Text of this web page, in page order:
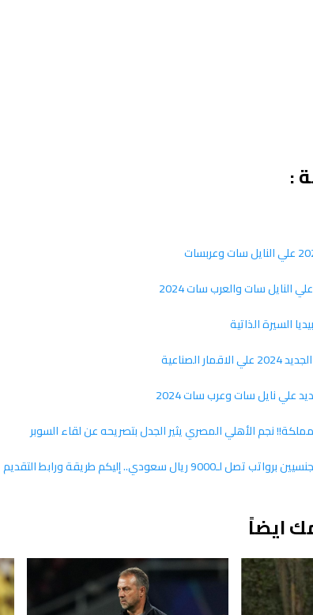
:
سات والعرب سات 2024
السيرة الذاتية
علي نايل سات وعرب سات 2024
نجم الأهلي المصري يثير الجدل بتصريحه عن لقاء السوبر
سعودي.. إليكم طريقة ورابط التقديم
ايضاً